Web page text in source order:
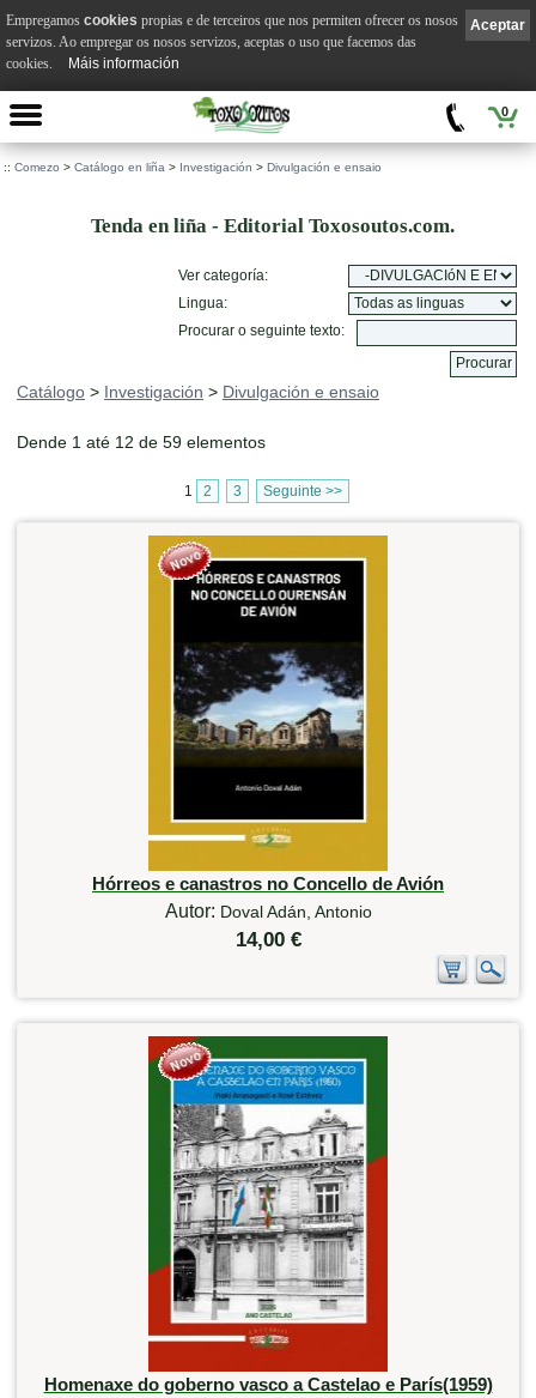
0
:: Comezo > Catálogo en liña > Investigación > Divulgación e ensaio
Tenda en liña - Editorial Toxosoutos.com.
Ver categoría:
Lingua:
Procurar o seguinte texto:
Catálogo > Investigación > Divulgación e ensaio
Dende 1 até 12 de 59 elementos
1 2 3 Seguinte >>
Hórreos e canastros no Concello de Avión
Autor: Doval Adán, Antonio
14,00 €
Homenaxe do goberno vasco a Castelao e París(1959)
Aceptar
Empregamos cookies propias e de terceiros que nos permiten ofrecer os nosos
servizos. Ao empregar os nosos servizos, aceptas o uso que facemos das
cookies.
Máis información